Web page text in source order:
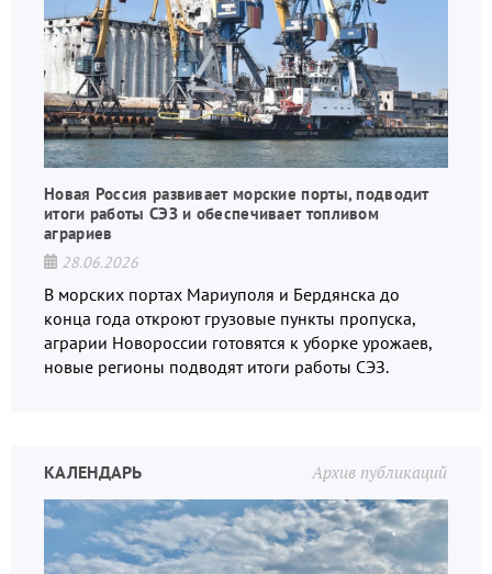
Новая Россия развивает морские порты, подводит
итоги работы СЭЗ и обеспечивает топливом
аграриев
28.06.2026
В морских портах Мариуполя и Бердянска до
конца года откроют грузовые пункты пропуска,
аграрии Новороссии готовятся к уборке урожаев,
новые регионы подводят итоги работы СЭЗ.
Архив публикаций
КАЛЕНДАРЬ